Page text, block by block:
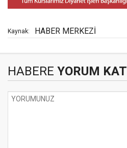
Kaynak: HABER MERKEZİ
HABERE YORUM KAT